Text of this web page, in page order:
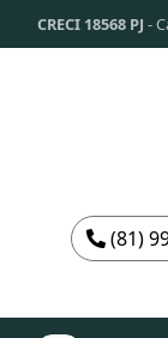
CRECI 18568 PJ -
(81)